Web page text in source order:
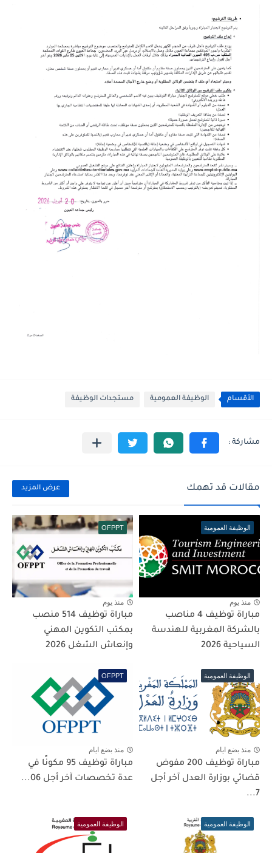
الأقسام الوظيفة العمومية مستجدات الوظيفة
مقالات قد تهمك عرض المزيد
الوظيفة العمومية
منذ يوم
مباراة توظيف 4 مناصب
بالشركة المغربية للهندسة
السياحية 2026
OFPPT
منذ يوم
مباراة توظيف 514 منصب
بمكتب التكوين المهني
وإنعاش الشغل 2026
الوظيفة العمومية
منذ بضع ايام
مباراة توظيف 200 مفوض
قضائي بوزارة العدل آخر أجل
7...
OFPPT
منذ بضع ايام
مباراة توظيف 95 مكونًا في
عدة تخصصات آخر أجل 06...
الوظيفة العمومية الوظيفة العمومية